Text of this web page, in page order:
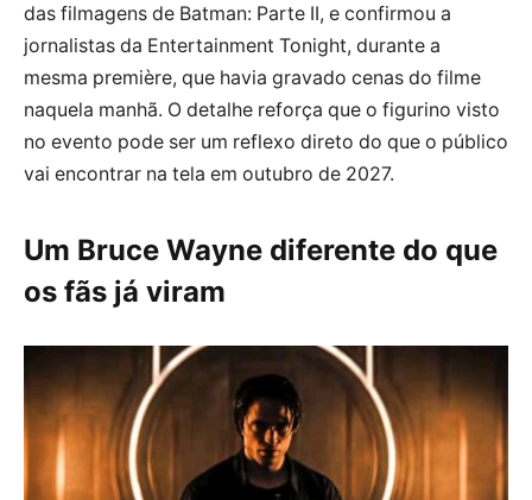
das filmagens de Batman: Parte II, e confirmou a
jornalistas da Entertainment Tonight, durante a
mesma première, que havia gravado cenas do filme
naquela manhã. O detalhe reforça que o figurino visto
no evento pode ser um reflexo direto do que o público
vai encontrar na tela em outubro de 2027.
Um Bruce Wayne diferente do que
os fãs já viram